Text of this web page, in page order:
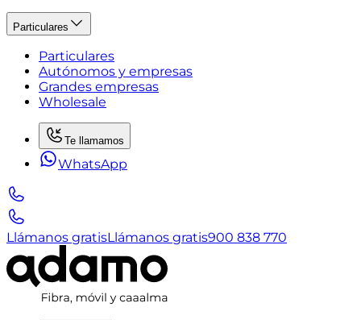
Particulares
Particulares
Autónomos y empresas
Grandes empresas
Wholesale
Te llamamos
WhatsApp
Llámanos gratisLlámanos gratis900 838 770